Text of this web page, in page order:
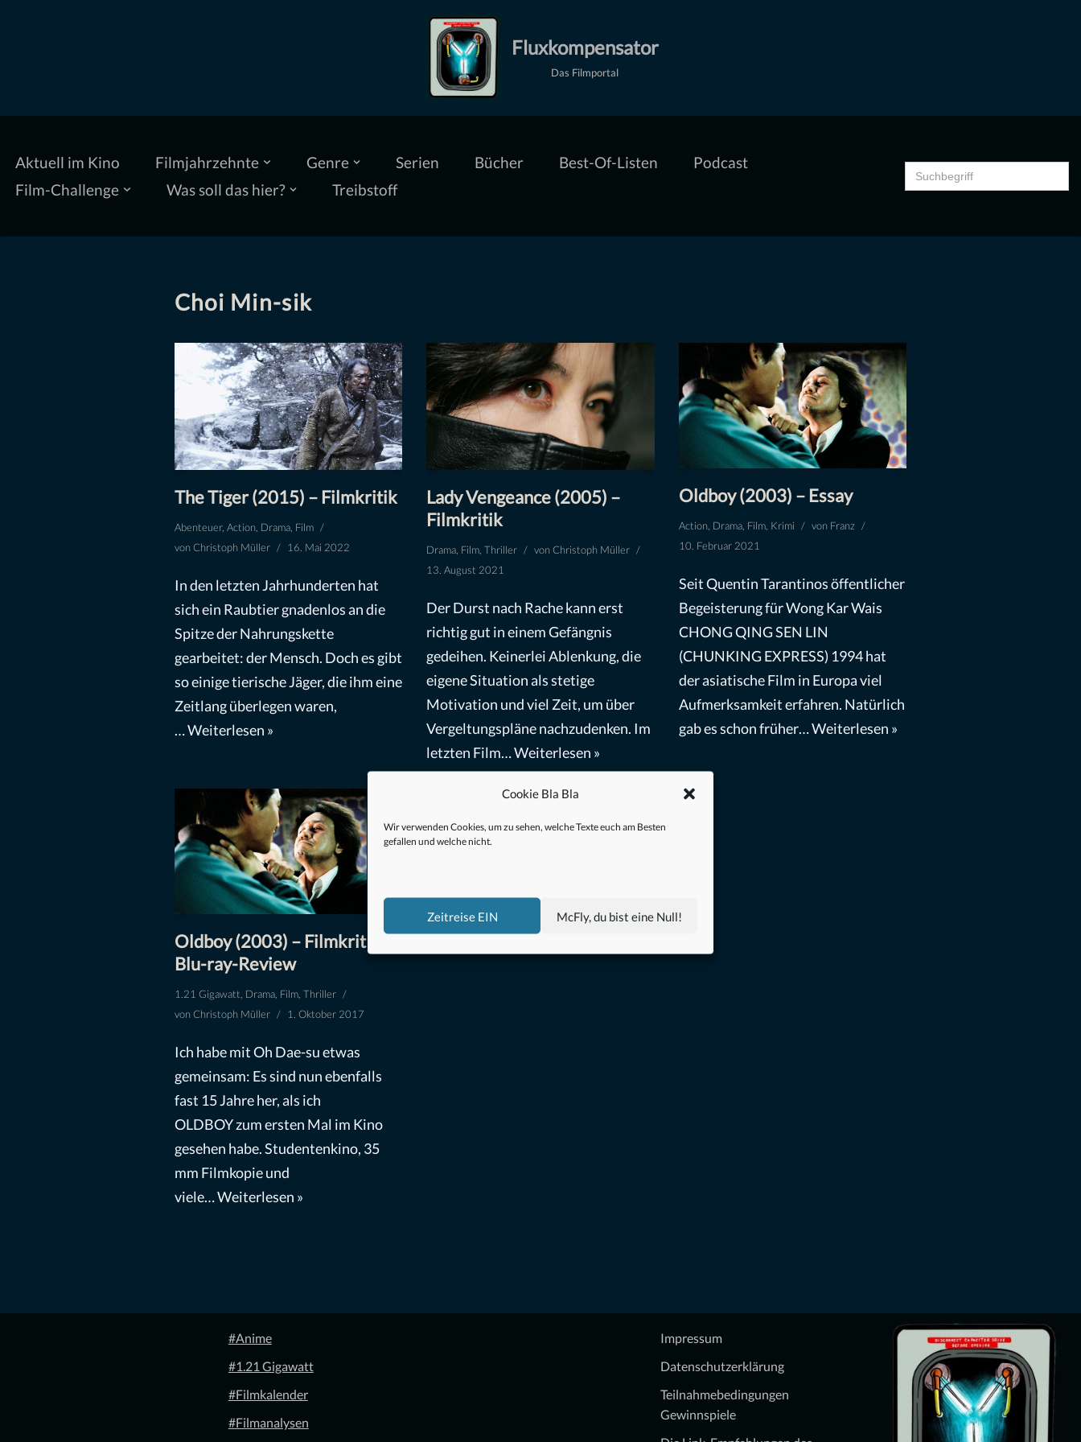
Cookie Bla Bla
Wir verwenden Cookies, um zu sehen, welche Texte euch am Besten
gefallen und welche nicht.
Zeitreise EIN McFly, du bist eine Null!
Fluxkompensator
Das Filmportal
Aktuell im Kino Filmjahrzehnte Genre Serien Bücher Best-Of-Listen
Podcast
Film-Challenge
Was soll das hier? Treibstoff
Search
for:
Choi Min-sik
The Tiger (2015) – Filmkritik
Abenteuer, Action, Drama, Film
vonChristoph Müller 16. Mai 2022
In den letzten Jahrhunderten hat
sich ein Raubtier gnadenlos an die
Spitze der Nahrungskette
gearbeitet: der Mensch. Doch es gibt
so einige tierische Jäger, die ihm eine
Zeitlang überlegen waren,
…Weiterlesen »
Lady Vengeance (2005) –
Filmkritik
Drama Film ,Thriller vonChristoph Müller
13. August 2021
Der Durst nach Rache kann erst
richtig gut in einem Gefängnis
gedeihen. Keinerlei Ablenkung, die
eigene Situation als stetige
Motivation und viel Zeit, um über
Vergeltungspläne nachzudenken. Im
letzten Film…Weiterlesen »
Oldboy (2003) – Essay
Action, Drama, Film, Krimi von Franz
10. Februar 2021
Seit Quentin Tarantinos öffentlicher
Begeisterung für Wong Kar Wais
CHONG QING SEN LIN
(CHUNKING EXPRESS) 1994 hat
der asiatische Film in Europa viel
Aufmerksamkeit erfahren. Natürlich
gab es schon früher…Weiterlesen »
Oldboy (2003) – Filmkritik &
Blu-ray-Review
1.21 Gigawatt Drama, Film, Thriller
vonChristoph Müller 1. Oktober 2017
Ich habe mit Oh Dae-su etwas
gemeinsam: Es sind nun ebenfalls
fast 15 Jahre her, als ich
OLDBOY zum ersten Mal im Kino
gesehen habe. Studentenkino, 35
mm Filmkopie und
viele…Weiterlesen »
#Anime
#1.21 Gigawatt
#Filmkalender
#Filmanalysen
Impressum
Datenschutzerklärung
Teilnahmebedingungen
Gewinnspiele